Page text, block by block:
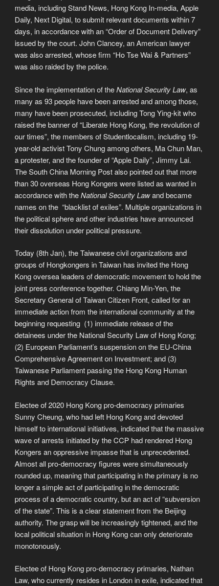
media, including Stand News, Hong Kong In-media, Apple
Daily, Next Digital, to submit relevant documents within 7
days, in accordance with an “Order of Document Delivery”
issued by the court. John Clancey, an American lawyer
was also arrested, whose firm “Ho Tse Wai & Partners”
was also raided by the police.
Since the implementation of theNational Security Law, as
many as 93 people have been arrested and among those,
many have been prosecuted, including Tong Ying-kit who
raised the banner of “Liberate Hong Kong, the revolution of
our times”, the members of Studentlocalism, including 19-
year-old activist Tony Chung among others, Ma Chun Man,
a protester, and the founder of “Apple Daily”, Jimmy Lai.
The South China Morning Post also pointed out that more
than 30 overseas Hong Kongers were listed as wanted in
accordance with theNational Security Lawand became
names on the “blacklist of exiles”. Multiple organizations in
the political sphere and other industries have announced
their dissolution under political pressure.
Today (8th Jan), the Taiwanese civil organizations and
groups of Hongkongers in Taiwan has invited the Hong
Kong oversea leaders of democratic movement to hold the
joint press conference together. Chiang Min-Yen, the
Secretary General of Taiwan Citizen Front, called for an
immediate action from the international community at the
beginning requesting (1) immediate release of the
detainees under the National Security Law of Hong Kong;
(2) European Parliament’s suspension on the EU-China
Comprehensive Agreement on Investment; and (3)
Taiwanese Parliament passing the Hong Kong Human
Rights and Democracy Clause.
Electee of 2020 Hong Kong pro-democracy primaries
Sunny Cheung, who had left Hong Kong and devoted
himself to international initiatives, indicated that the massive
wave of arrests initiated by the CCP had rendered Hong
Kongers an oppressive impasse that is unprecedented.
Almost all pro-democracy figures were simultaneously
rounded up, meaning that participating in the primary is no
longer a simple act of participating in the democratic
process of a democratic country, but an act of “subversion
of the state”. This is a clear statement from the Beijing
authority. The grasp will be increasingly tightened, and the
local political situation in Hong Kong can only deteriorate
monotonously.
Electee of Hong Kong pro-democracy primaries, Nathan
Law, who currently resides in London in exile, indicated that